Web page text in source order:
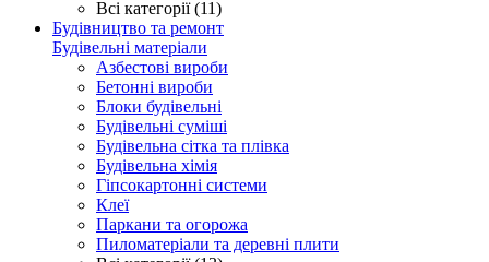
Всі категорії (11)
Будівництво та ремонт
Будівельні матеріали
Азбестові вироби
Бетонні вироби
Блоки будівельні
Будівельні суміші
Будівельна сітка та плівка
Будівельна хімія
Гіпсокартонні системи
Клеї
Паркани та огорожа
Пиломатеріали та деревні плити